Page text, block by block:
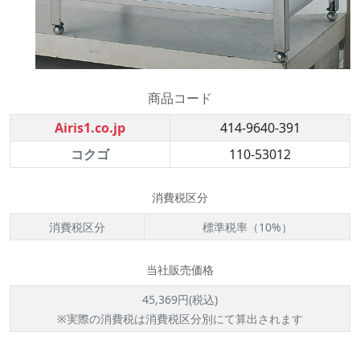
商品コード
Airis1.co.jp
414-9640-391
コクゴ
110-53012
消費税区分
消費税区分
標準税率（10%）
当社販売価格
45,369円(税込)
※実際の消費税は消費税区分別にて算出されます